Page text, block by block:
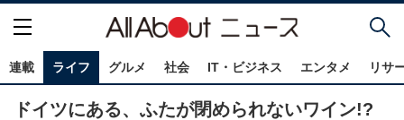
連載 ライフ グルメ 社会 IT・ビジネス エンタメ リサ
ドイツにある、ふたが閉められないワイン!?